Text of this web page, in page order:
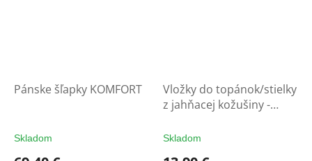
Pánske šľapky KOMFORT
Skladom
Vložky do topánok/stielky
z jahňacej kožušiny -
Skladom